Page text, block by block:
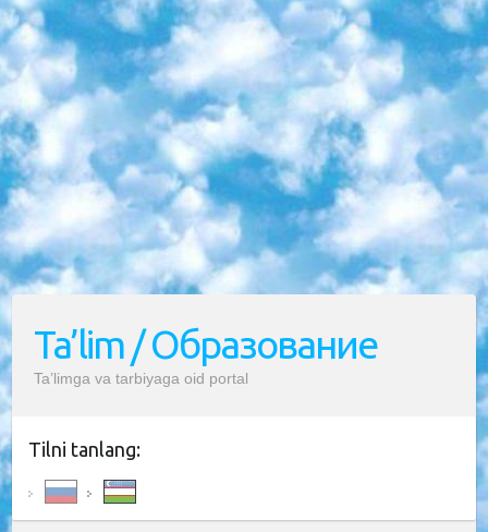
Ta’lim / Образование
Ta’limga va tarbiyaga oid portal
Tilni tanlang: